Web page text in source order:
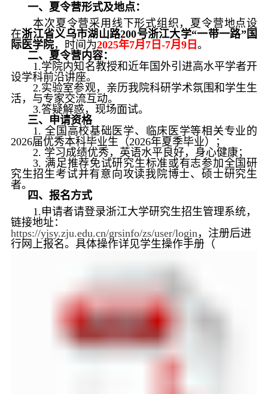
一、夏令营形式及地点：
本次夏令营采用线下形式组织，夏令营地点设
在浙江省义乌市湖山路200号浙江大学“一带一路”国
际医学院，时间为2025年7月 7日 -7月 9日 。
二、夏令营内容：
1.学院内知名教授和近年国外引进高水平学者开
设学科前沿讲座。
2.实验室参观，亲历我院科研学术氛围和学生生
活，与专家交流互动。
3.答疑解惑，现场面试。
三、申请资格
1.全国高校基础医学、临床医学等相关专业的
2026届优秀本科毕业生（2026年夏季毕业）；
2. 学习成绩优秀，英语水平良好，身心健康；
3. 满足推荐免试研究生标准或有志参加全国研
究生招生考试并有意向攻读我院博士、硕士研究生
者。
四、报名方式
1.申请者请登录浙江大学研究生招生管理系统，
链接地址：
https://yjsy.zju.edu.cn/grsinfo/zs/user/login，注册后进
行网上报名。具体操作详见学生操作手册（